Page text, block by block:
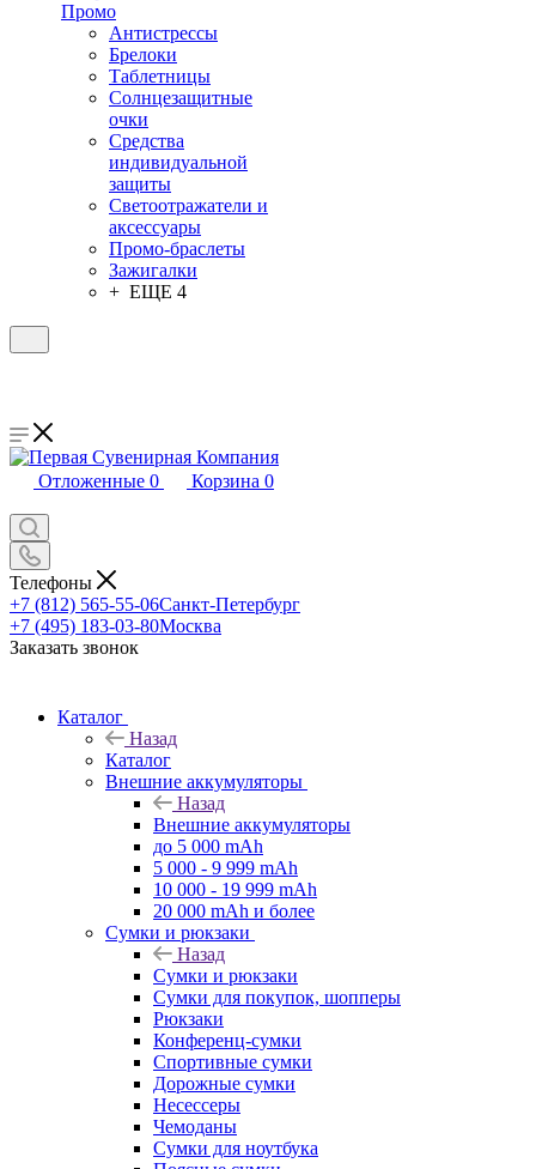
Промо
Антистрессы
Брелоки
Таблетницы
Солнцезащитные
очки
Средства
индивидуальной
защиты
Светоотражатели и
аксессуары
Промо-браслеты
Зажигалки
+ ЕЩЕ 4
Отложенные 0 Корзина 0
Телефоны
+7 (812) 565-55-06Санкт-Петербург
+7 (495) 183-03-80Москва
Заказать звонок
Каталог
Назад
Каталог
Внешние аккумуляторы
Назад
Внешние аккумуляторы
до 5 000 mAh
5 000 - 9 999 mAh
10 000 - 19 999 mAh
20 000 mAh и более
Сумки и рюкзаки
Назад
Сумки и рюкзаки
Сумки для покупок, шопперы
Рюкзаки
Конференц-сумки
Спортивные сумки
Дорожные сумки
Несессеры
Чемоданы
Сумки для ноутбука